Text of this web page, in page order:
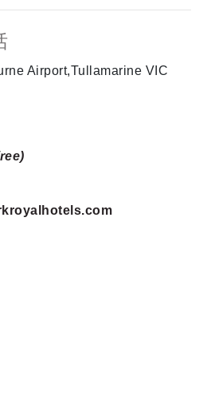
Airport,Tullamarine VIC
.com